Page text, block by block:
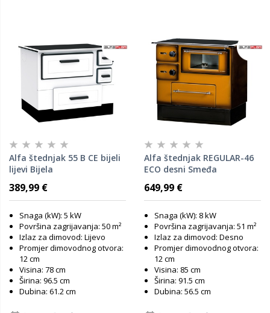
Alfa štednjak 55 B CE bijeli
lijevi Bijela
389,99 €
Snaga (kW): 5 kW
Površina zagrijavanja: 50 m²
Izlaz za dimovod: Lijevo
Promjer dimovodnog otvora:
12 cm
Visina: 78 cm
Širina: 96.5 cm
Dubina: 61.2 cm
Alfa štednjak REGULAR-46
ECO desni Smeđa
649,99 €
Snaga (kW): 8 kW
Površina zagrijavanja: 51 m²
Izlaz za dimovod: Desno
Promjer dimovodnog otvora:
12 cm
Visina: 85 cm
Širina: 91.5 cm
Dubina: 56.5 cm